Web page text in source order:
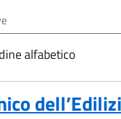
i
alfabetico